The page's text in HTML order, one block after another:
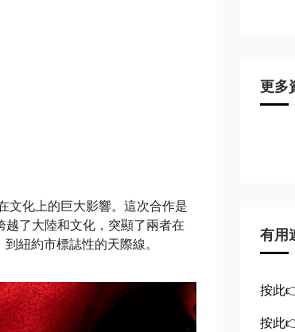
化上的巨大影響。 這次合作是
了大陸和文化， 突顯了兩者在
紐約市標誌性的天際線。
更多
有用
按此
按此